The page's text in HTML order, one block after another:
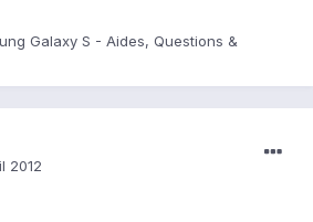
Galaxy S - Aides, Questions &
2012